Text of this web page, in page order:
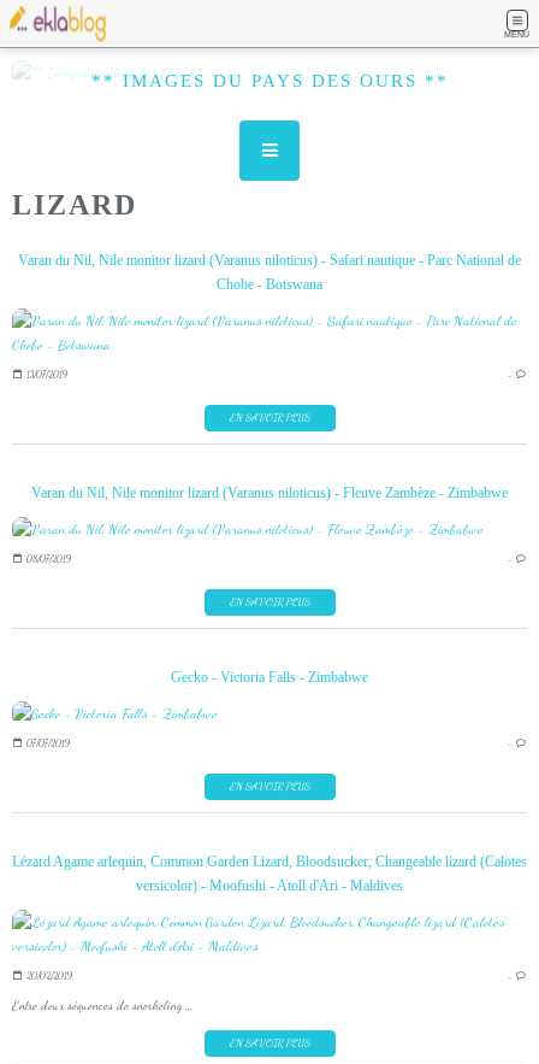
MENU
** IMAGES DU PAYS DES OURS **
LIZARD
Varan du Nil, Nile monitor lizard (Varanus niloticus) - Safari nautique - Parc National de
Chobe - Botswana
13/07/2019 …
EN SAVOIR PLUS
Varan du Nil, Nile monitor lizard (Varanus niloticus) - Fleuve Zambèze - Zimbabwe
08/07/2019 …
EN SAVOIR PLUS
Gecko - Victoria Falls - Zimbabwe
07/07/2019 …
EN SAVOIR PLUS
Lézard Agame arlequin, Common Garden Lizard, Bloodsucker, Changeable lizard (Calotes
versicolor) - Moofushi - Atoll d'Ari - Maldives
20/02/2019 …
Entre deux séquences de snorkeling ...
EN SAVOIR PLUS